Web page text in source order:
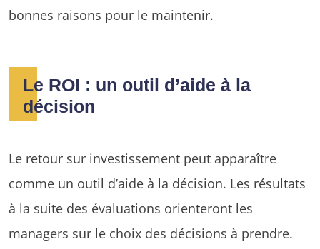
bonnes raisons pour le maintenir.
Le ROI : un outil d’aide à la
décision
Le retour sur investissement peut apparaître
comme un outil d’aide à la décision. Les résultats
à la suite des évaluations orienteront les
managers sur le choix des décisions à prendre.